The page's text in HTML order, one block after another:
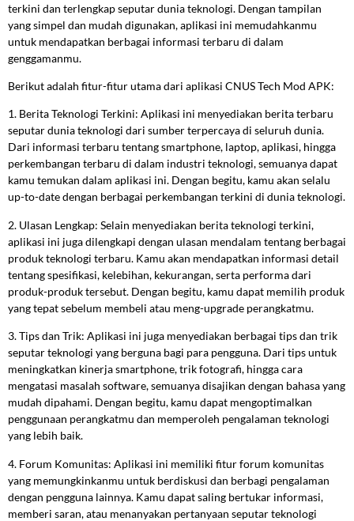
terkini dan terlengkap seputar dunia teknologi. Dengan tampilan
yang simpel dan mudah digunakan, aplikasi ini memudahkanmu
untuk mendapatkan berbagai informasi terbaru di dalam
genggamanmu.
Berikut adalah fitur-fitur utama dari aplikasi CNUS Tech Mod APK:
1. Berita Teknologi Terkini: Aplikasi ini menyediakan berita terbaru
seputar dunia teknologi dari sumber terpercaya di seluruh dunia.
Dari informasi terbaru tentang smartphone, laptop, aplikasi, hingga
perkembangan terbaru di dalam industri teknologi, semuanya dapat
kamu temukan dalam aplikasi ini. Dengan begitu, kamu akan selalu
up-to-date dengan berbagai perkembangan terkini di dunia teknologi.
2. Ulasan Lengkap: Selain menyediakan berita teknologi terkini,
aplikasi ini juga dilengkapi dengan ulasan mendalam tentang berbagai
produk teknologi terbaru. Kamu akan mendapatkan informasi detail
tentang spesifikasi, kelebihan, kekurangan, serta performa dari
produk-produk tersebut. Dengan begitu, kamu dapat memilih produk
yang tepat sebelum membeli atau meng-upgrade perangkatmu.
3. Tips dan Trik: Aplikasi ini juga menyediakan berbagai tips dan trik
seputar teknologi yang berguna bagi para pengguna. Dari tips untuk
meningkatkan kinerja smartphone, trik fotografi, hingga cara
mengatasi masalah software, semuanya disajikan dengan bahasa yang
mudah dipahami. Dengan begitu, kamu dapat mengoptimalkan
penggunaan perangkatmu dan memperoleh pengalaman teknologi
yang lebih baik.
4. Forum Komunitas: Aplikasi ini memiliki fitur forum komunitas
yang memungkinkanmu untuk berdiskusi dan berbagi pengalaman
dengan pengguna lainnya. Kamu dapat saling bertukar informasi,
memberi saran, atau menanyakan pertanyaan seputar teknologi